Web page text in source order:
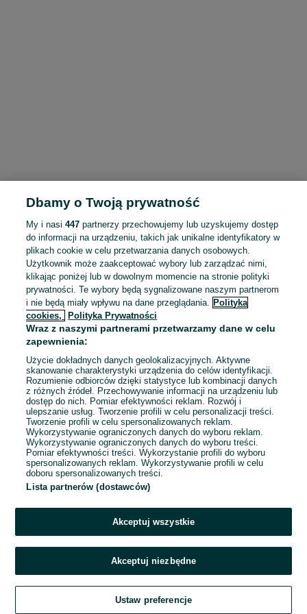
To ogłoszenie nie jest już dostępne
Przejdź na stronę główną
Dbamy o Twoją prywatność
My i nasi447 partnerzy przechowujemy lub uzyskujemy dostęp
do informacji na urządzeniu, takich jak unikalne identyfikatory w
plikach cookie w celu przetwarzania danych osobowych.
Użytkownik może zaakceptować wybory lub zarządzać nimi,
klikając poniżej lub w dowolnym momencie na stronie polityki
prywatności. Te wybory będą sygnalizowane naszym partnerom
i nie będą miały wpływu na dane przeglądania. Polityka
cookies,
Polityka Prywatności
Wraz z naszymi partnerami przetwarzamy dane w celu
zapewnienia:
Użycie dokładnych danych geolokalizacyjnych. Aktywne
skanowanie charakterystyki urządzenia do celów identyfikacji.
Rozumienie odbiorców dzięki statystyce lub kombinacji danych
z różnych źródeł. Przechowywanie informacji na urządzeniu lub
dostęp do nich. Pomiar efektywności reklam. Rozwój i
ulepszanie usług. Tworzenie profili w celu personalizacji treści.
Tworzenie profili w celu spersonalizowanych reklam.
Wykorzystywanie ograniczonych danych do wyboru reklam.
Wykorzystywanie ograniczonych danych do wyboru treści.
Pomiar efektywności treści. Wykorzystanie profili do wyboru
spersonalizowanych reklam. Wykorzystywanie profili w celu
doboru spersonalizowanych treści.
Lista partnerów (dostawców)
Akceptuj wszystkie
Akceptuj niezbędne
Ustaw preferencje